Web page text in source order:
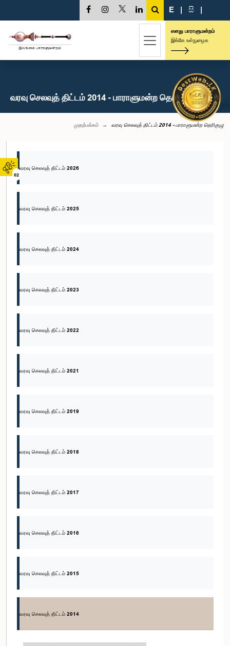
02
E | සි |
எனது பாராளுமன்றம்
இங்கே உள்நுழைக
வரவு செலவுத் திட்டம் 2014 - பாராளுமன்ற தெரிகுழு
முதற்பக்கம் வரவு செலவுத் திட்டம் 2014 - பாராளுமன்ற தெரிகுழு
வரவு செலவுத் திட்டம் 2026
வரவு செலவுத் திட்டம் 2025
வரவு செலவுத் திட்டம் 2024
வரவு செலவுத் திட்டம் 2023
வரவு செலவுத் திட்டம் 2022
வரவு செலவுத் திட்டம் 2021
வரவு செலவுத் திட்டம் 2019
வரவு செலவுத் திட்டம் 2018
வரவு செலவுத் திட்டம் 2017
வரவு செலவுத் திட்டம் 2016
வரவு செலவுத் திட்டம் 2015
வரவு செலவுத் திட்டம் 2014